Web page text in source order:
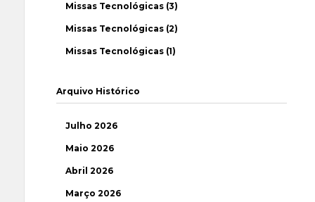
Missas Tecnológicas (3)
Missas Tecnológicas (2)
Missas Tecnológicas (1)
Arquivo Histórico
Julho 2026
Maio 2026
Abril 2026
Março 2026